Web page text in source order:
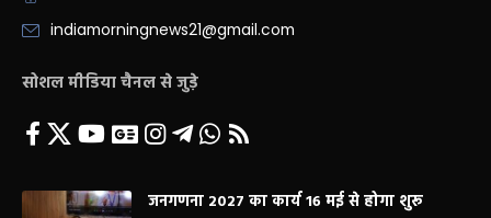
indiamorningnews21@gmail.com
सोशल मीडिया चैनल से जुड़े
जनगणना 2027 का कार्य 16 मई से होगा शुरू